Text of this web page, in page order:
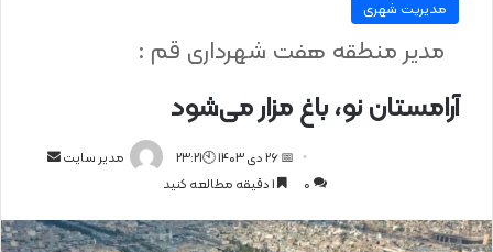
مدیریت شهری
آرامستان نو، باغ مزار می‌شود
مدیر منطقه هفت شهرداری قم :
مدیر سایت
ا
📅 26 دی 1403 🕙23:21
0